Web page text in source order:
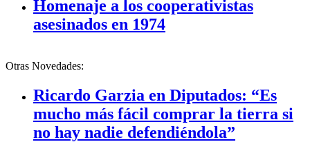
Homenaje a los cooperativistas
asesinados en 1974
Otras Novedades:
Ricardo Garzia en Diputados: “Es
mucho más fácil comprar la tierra si
no hay nadie defendiéndola”